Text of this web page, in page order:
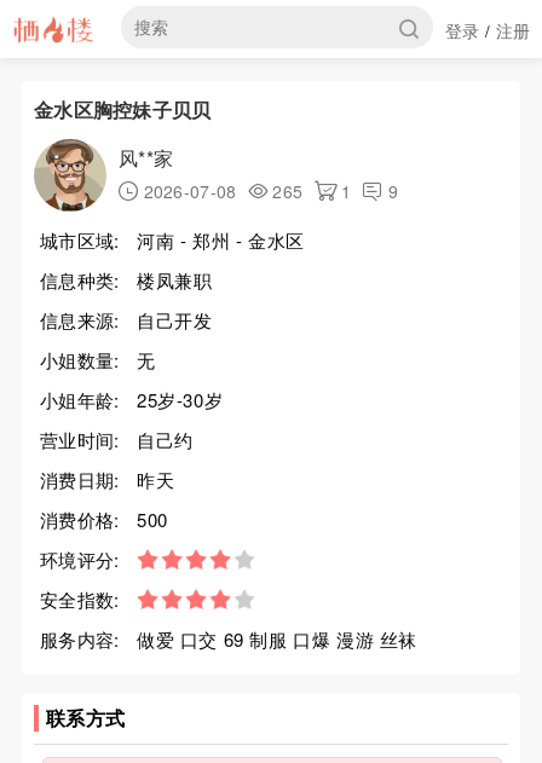
登录 / 注册
金水区胸控妹子贝贝
风**家
2026-07-08 265 1 9
城市区域:
河南 - 郑州 - 金水区
信息种类:
楼凤兼职
信息来源:
自己开发
小姐数量:
无
小姐年龄:
25岁-30岁
营业时间:
自己约
消费日期:
昨天
消费价格:
500
环境评分:
安全指数:
服务内容:
做爱 口交 69 制服 口爆 漫游 丝袜
联系方式